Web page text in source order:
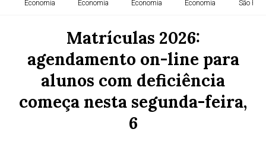
Economia Economia Economia Economia São
Matrículas 2026:
agendamento on-line para
alunos com deficiência
começa nesta segunda-feira,
6